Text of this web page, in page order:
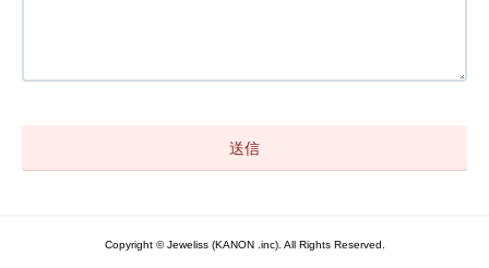
Copyright © Jeweliss (KANON .inc). All Rights Reserved.